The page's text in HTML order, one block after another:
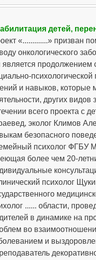
детей,
«.............» призван
онкологического
продолжением
и навыков, которые
других видов
всего проекта с
эколог Климов
безопасного
психолог ФГБУ
более чем 20-
психолог
...... области,
в динамике на
во
и